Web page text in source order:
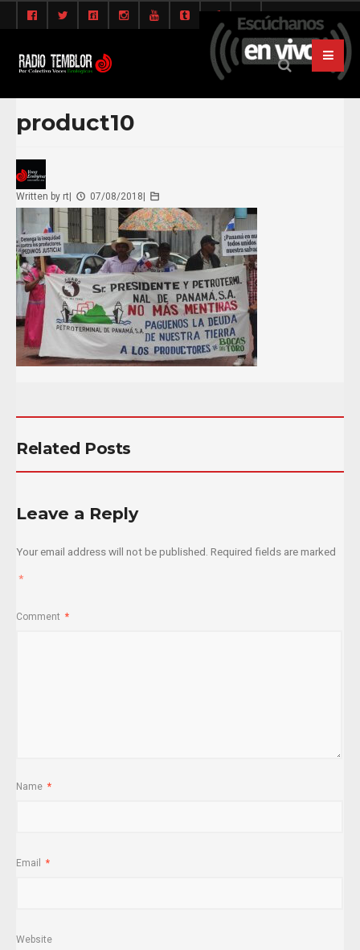
product10
Written by rt 07/08/2018
Related Posts
Leave a Reply
Your email address will not be published. Required fields are marked
*
Comment *
Name *
Email *
Website